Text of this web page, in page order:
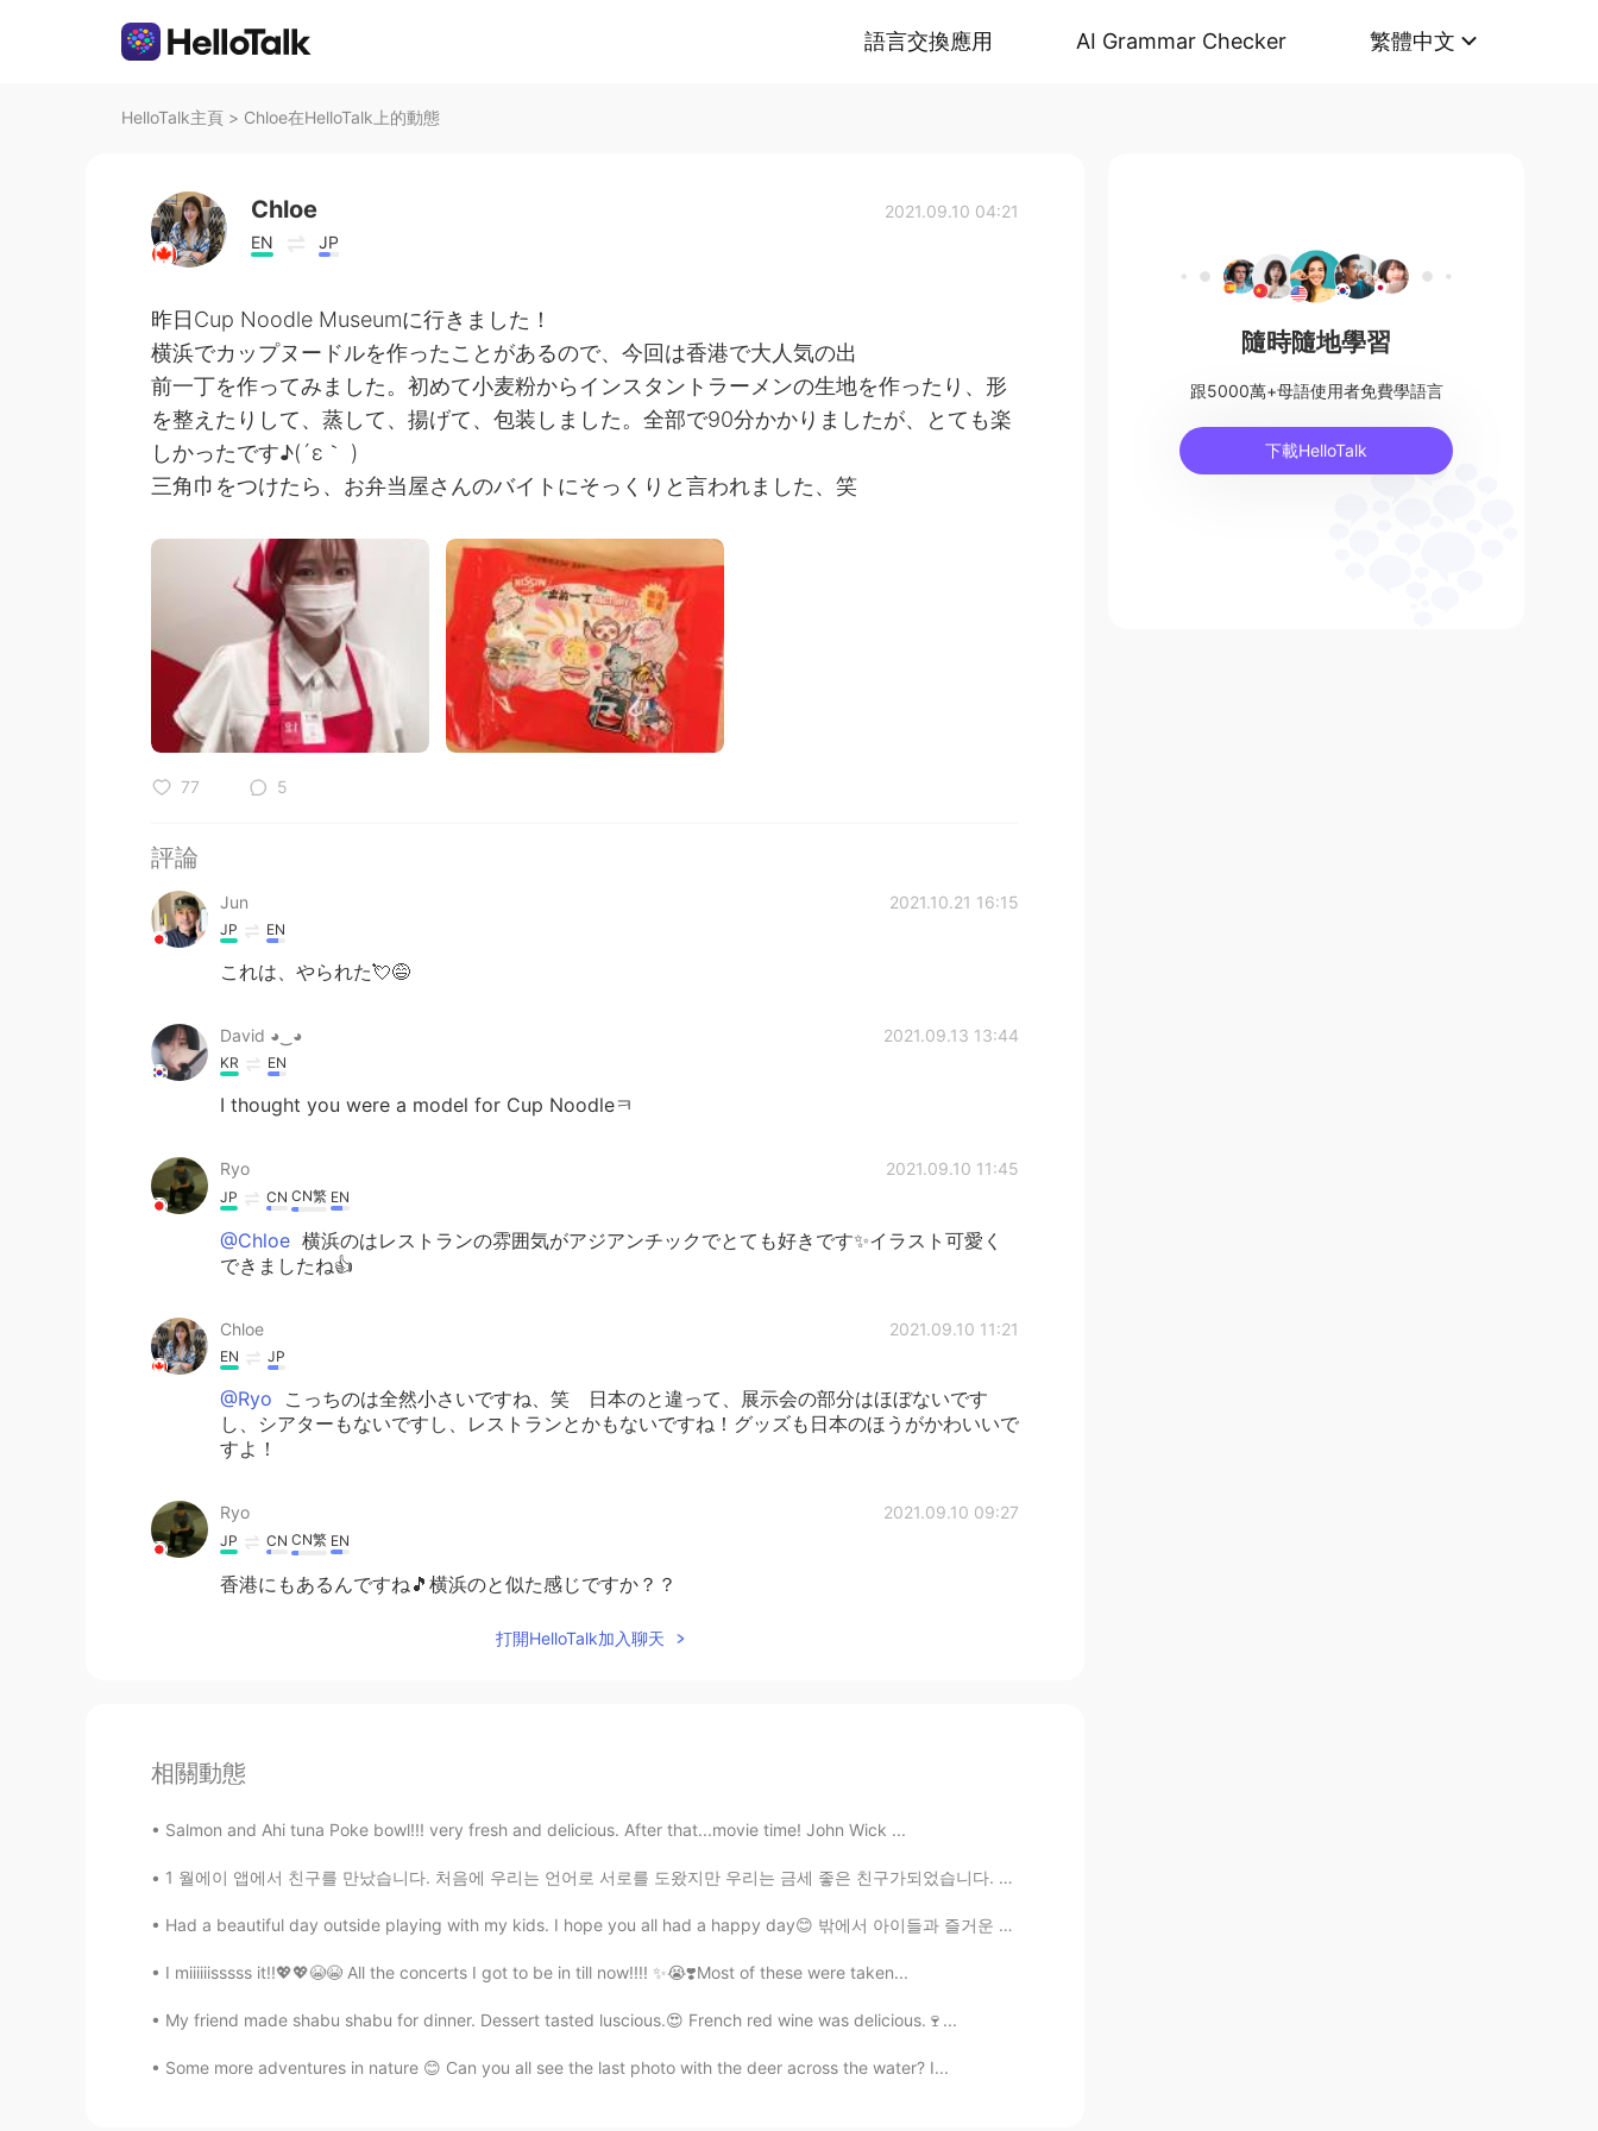
語言交換應用 AI Grammar Checker 繁體中文
HelloTalk主頁 > Chloe在HelloTalk上的動態
Chloe
EN JP
2021.09.10 04:21
昨日Cup Noodle Museumに行きました！
横浜でカップヌードルを作ったことがあるので、今回は香港で大人気の出
前一丁を作ってみました。初めて小麦粉からインスタントラーメンの生地を作ったり、形
を整えたりして、蒸して、揚げて、包装しました。全部で90分かかりましたが、とても楽
しかったです♪(´ε｀ )
三角巾をつけたら、お弁当屋さんのバイトにそっくりと言われました、笑
77 5
評論
Jun 2021.10.21 16:15
JP EN
これは、やられた💘😅
David ◕‿◕ 2021.09.13 13:44
KR EN
I thought you were a model for Cup Noodleㅋ
Ryo 2021.09.10 11:45
JP CN CN繁 EN
@Chloe 横浜のはレストランの雰囲気がアジアンチックでとても好きです✨イラスト可愛く
できましたね👍
Chloe 2021.09.10 11:21
EN JP
@Ryo
こっちのは全然小さいですね、笑 日本のと違って、展示会の部分はほぼないです
し、シアターもないですし、レストランとかもないですね！グッズも日本のほうがかわいいで
すよ！
Ryo 2021.09.10 09:27
JP CN CN繁 EN
香港にもあるんですね🎵横浜のと似た感じですか？？
打開HelloTalk加入聊天
相關動態
Salmon and Ahi tuna Poke bowl!!! very fresh and delicious. After that...movie time! John Wick ...
1 월에이 앱에서 친구를 만났습니다. 처음에 우리는 언어로 서로를 도왔지만 우리는 금세 좋은 친구가되었습니다. 늘 함께 이야기를 나누거나 영상을보고 싶었어요. 그녀는 내 생일...
Had a beautiful day outside playing with my kids. I hope you all had a happy day😊 밖에서 아이들과 즐거운 하...
I miiiiiisssss it!!💖💖😭😭 All the concerts I got to be in till now!!!! ✨😭❣️Most of these were taken...
My friend made shabu shabu for dinner. Dessert tasted luscious.😍 French red wine was delicious.🍷...
Some more adventures in nature 😊 Can you all see the last photo with the deer across the water? I...
隨時隨地學習
跟5000萬+母語使用者免費學語言
下載HelloTalk